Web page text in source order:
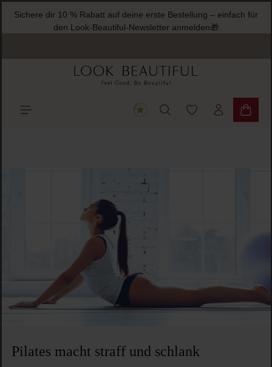
springen
Sichere dir 10 % Rabatt auf deine erste Bestellung – einfach für
den Look-Beautiful-Newsletter anmelden🎁
Du hast 0
Pilates macht straff und schlank